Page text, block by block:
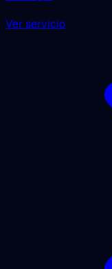
Ver servicio